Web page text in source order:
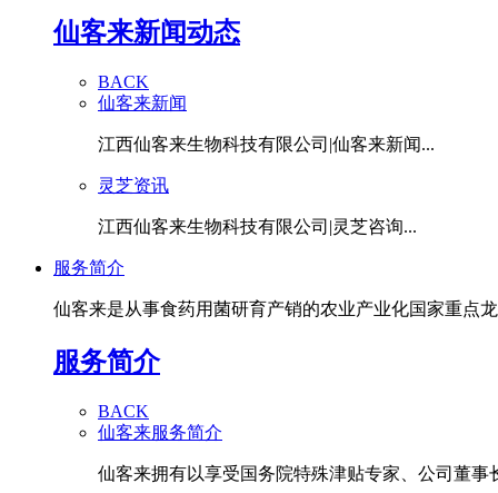
仙客来新闻动态
BACK
仙客来新闻
江西仙客来生物科技有限公司|仙客来新闻...
灵芝资讯
江西仙客来生物科技有限公司|灵芝咨询...
服务简介
仙客来是从事食药用菌研育产销的农业产业化国家重点
服务简介
BACK
仙客来服务简介
仙客来拥有以享受国务院特殊津贴专家、公司董事